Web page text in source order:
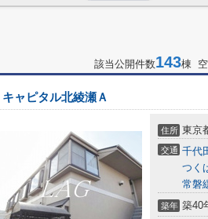
該当公開件数143棟
キャピタル北綾瀬Ａ
住所 東京
交通 千代
つく
常磐
築年 築40